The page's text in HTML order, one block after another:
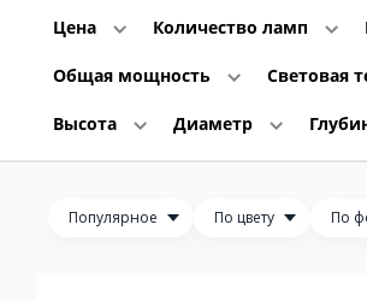
Цена Количество ламп
Общая мощность Световая
Высота Диаметр
Популярное По цвету По